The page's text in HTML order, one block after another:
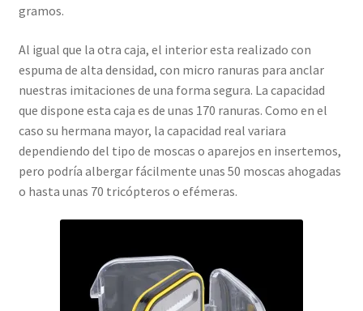
gramos.
Al igual que la otra caja, el interior esta realizado con
espuma de alta densidad, con micro ranuras para anclar
nuestras imitaciones de una forma segura. La capacidad
que dispone esta caja es de unas 170 ranuras. Como en el
caso su hermana mayor, la capacidad real variara
dependiendo del tipo de moscas o aparejos en insertemos,
pero podría albergar fácilmente unas 50 moscas ahogadas
o hasta unas 70 tricópteros o efémeras.